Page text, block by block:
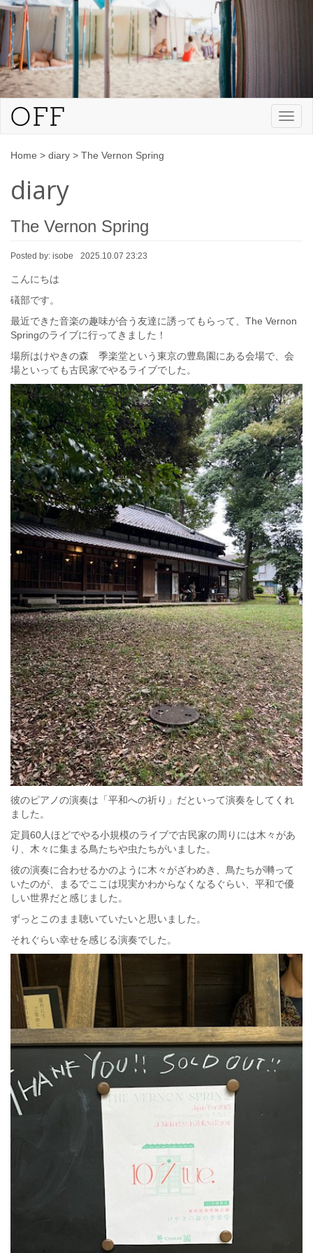
Home > diary > The Vernon Spring
diary
The Vernon Spring
Posted by: isobe 2025.10.07 23:23
こんにちは
礒部です。
最近できた音楽の趣味が合う友達に誘ってもらって、The Vernon
Springのライブに行ってきました！
場所はけやきの森 季楽堂という東京の豊島園にある会場で、会
場といっても古民家でやるライブでした。
彼のピアノの演奏は「平和への祈り」だといって演奏をしてくれ
ました。
定員60人ほどでやる小規模のライブで古民家の周りには木々があ
り、木々に集まる鳥たちや虫たちがいました。
彼の演奏に合わせるかのように木々がざわめき、鳥たちが囀って
いたのが、まるでここは現実かわからなくなるぐらい、平和で優
しい世界だと感じました。
ずっとこのまま聴いていたいと思いました。
それぐらい幸せを感じる演奏でした。